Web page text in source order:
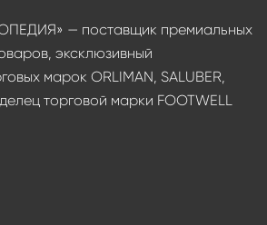
— поставщик премиальных
эксклюзивный
марок ORLIMAN, SALUBER,
торговой марки FOOTWELL